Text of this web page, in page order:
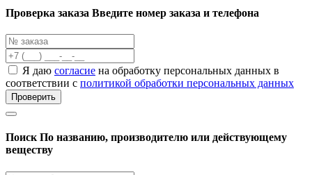
Проверка заказа Введите номер заказа и телефона
Я даю согласие на обработку персональных данных в
соответствии с политикой обработки персональных данных
Проверить
ПоискПо названию, производителю или действующему
веществу